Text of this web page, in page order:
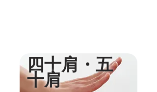
​四十肩・五
十肩